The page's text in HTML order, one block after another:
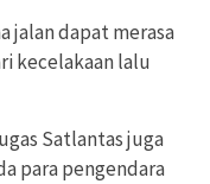
jalan dapat merasa
kecelakaan lalu
Satlantas juga
para pengendara